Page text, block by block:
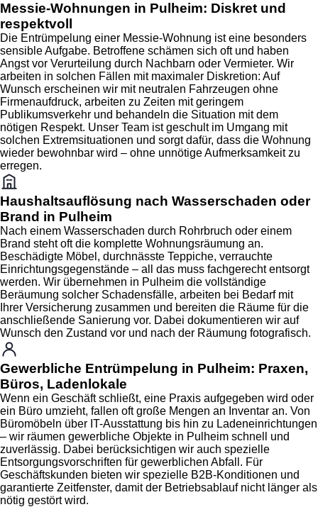
Messie-Wohnungen in Pulheim: Diskret und
respektvoll
Die Entrümpelung einer Messie-Wohnung ist eine besonders
sensible Aufgabe. Betroffene schämen sich oft und haben
Angst vor Verurteilung durch Nachbarn oder Vermieter. Wir
arbeiten in solchen Fällen mit maximaler Diskretion: Auf
Wunsch erscheinen wir mit neutralen Fahrzeugen ohne
Firmenaufdruck, arbeiten zu Zeiten mit geringem
Publikumsverkehr und behandeln die Situation mit dem
nötigen Respekt. Unser Team ist geschult im Umgang mit
solchen Extremsituationen und sorgt dafür, dass die Wohnung
wieder bewohnbar wird – ohne unnötige Aufmerksamkeit zu
erregen.
Haushaltsauflösung nach Wasserschaden oder
Brand in Pulheim
Nach einem Wasserschaden durch Rohrbruch oder einem
Brand steht oft die komplette Wohnungsräumung an.
Beschädigte Möbel, durchnässte Teppiche, verrauchte
Einrichtungsgegenstände – all das muss fachgerecht entsorgt
werden. Wir übernehmen in Pulheim die vollständige
Beräumung solcher Schadensfälle, arbeiten bei Bedarf mit
Ihrer Versicherung zusammen und bereiten die Räume für die
anschließende Sanierung vor. Dabei dokumentieren wir auf
Wunsch den Zustand vor und nach der Räumung fotografisch.
Gewerbliche Entrümpelung in Pulheim: Praxen,
Büros, Ladenlokale
Wenn ein Geschäft schließt, eine Praxis aufgegeben wird oder
ein Büro umzieht, fallen oft große Mengen an Inventar an. Von
Büromöbeln über IT-Ausstattung bis hin zu Ladeneinrichtungen
– wir räumen gewerbliche Objekte in Pulheim schnell und
zuverlässig. Dabei berücksichtigen wir auch spezielle
Entsorgungsvorschriften für gewerblichen Abfall. Für
Geschäftskunden bieten wir spezielle B2B-Konditionen und
garantierte Zeitfenster, damit der Betriebsablauf nicht länger als
nötig gestört wird.